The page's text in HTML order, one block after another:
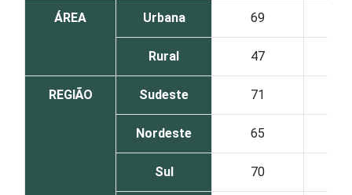
ÁREA Urbana 69
Rural 47
REGIÃO Sudeste 71
Nordeste 65
Sul 70